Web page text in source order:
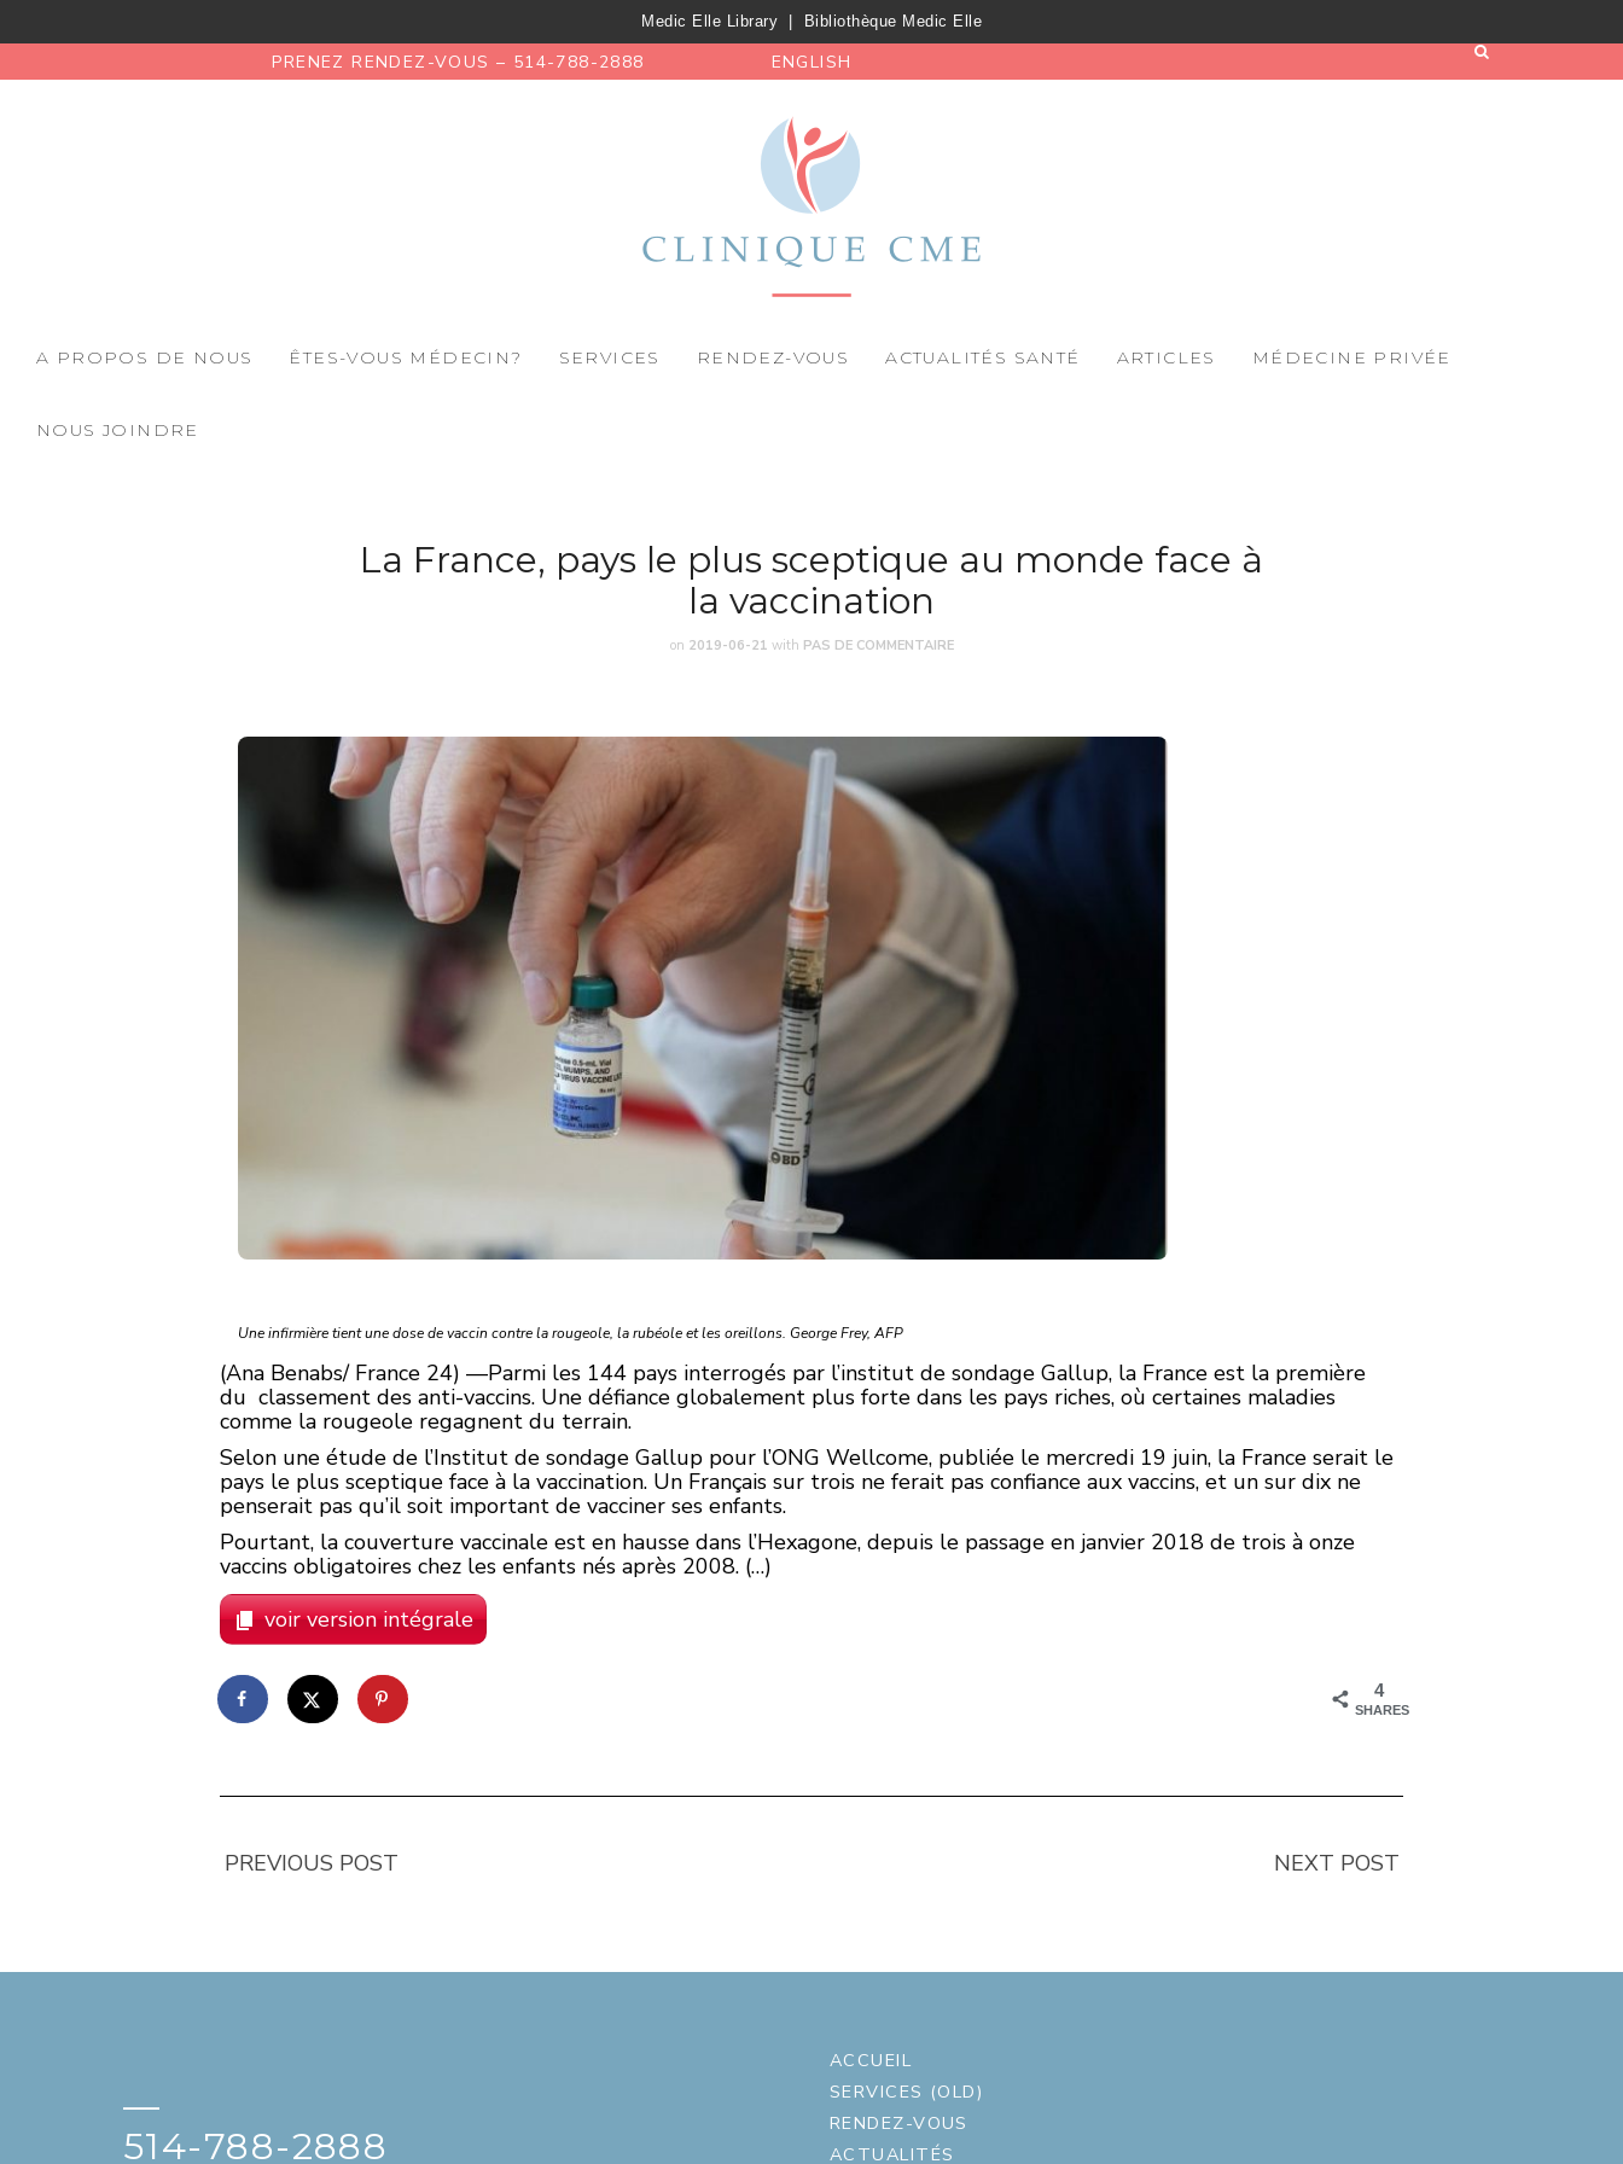
Medic Elle Library Bibliothèque Medic Elle
PRENEZ RENDEZ-VOUS – 514-788-2888 ENGLISH
A PROPOS DE NOUS ÊTES-VOUS MÉDECIN? SERVICES RENDEZ-VOUS ACTUALITÉS SANTÉ ARTICLES MÉDECINE PRIVÉE
NOUS JOINDRE
La France, pays le plus sceptique au monde face à
la vaccination
on 2019-06-21 with PAS DE COMMENTAIRE
Une infirmière tient une dose de vaccin contre la rougeole, la rubéole et les oreillons. George Frey, AFP
(Ana Benabs/ France 24) —Parmi les 144 pays interrogés par l’institut de sondage Gallup, la France est la première
du classement des anti-vaccins. Une défiance globalement plus forte dans les pays riches, où certaines maladies
comme la rougeole regagnent du terrain.
Selon une étude de l’Institut de sondage Gallup pour l’ONG Wellcome, publiée le mercredi 19 juin, la France serait le
pays le plus sceptique face à la vaccination. Un Français sur trois ne ferait pas confiance aux vaccins, et un sur dix ne
penserait pas qu’il soit important de vacciner ses enfants.
Pourtant, la couverture vaccinale est en hausse dans l’Hexagone, depuis le passage en janvier 2018 de trois à onze
vaccins obligatoires chez les enfants nés après 2008. (…)
voir version intégrale
4
SHARES
PREVIOUS POST NEXT POST
—
514-788-2888
ACCUEIL
SERVICES (OLD)
RENDEZ-VOUS
ACTUALITÉS